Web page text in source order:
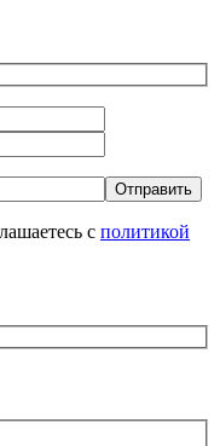
с политикой